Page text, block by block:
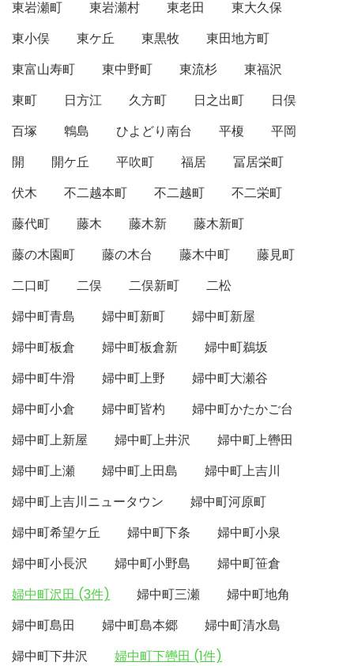
東岩瀬町 東岩瀬村 東老田
東大久保
東小俣
東ケ丘 東黒牧
東田地方町
東富山寿町
東中野町 東流杉
東福沢
東町
日方江 久方町 日之出町
日俣
百塚
鵯島 ひよどり南台 平榎
平岡
開
開ケ丘 平吹町 福居
冨居栄町
伏木
不二越本町 不二越町
不二栄町
藤代町
藤木 藤木新
藤木新町
藤の木園町
藤の木台 藤木中町
藤見町
二口町
二俣 二俣新町
二松
婦中町青島
婦中町新町
婦中町新屋
婦中町板倉
婦中町板倉新
婦中町鵜坂
婦中町牛滑
婦中町上野
婦中町大瀬谷
婦中町小倉
婦中町皆杓
婦中町かたかご台
婦中町上新屋
婦中町上井沢
婦中町上轡田
婦中町上瀬
婦中町上田島
婦中町上吉川
婦中町上吉川ニュータウン
婦中町河原町
婦中町希望ケ丘
婦中町下条
婦中町小泉
婦中町小長沢
婦中町小野島
婦中町笹倉
婦中町沢田 (3件)
婦中町三瀬
婦中町地角
婦中町島田
婦中町島本郷
婦中町清水島
婦中町下井沢
婦中町下轡田 (1件)